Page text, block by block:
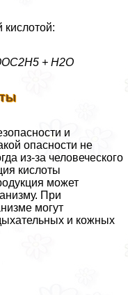
кислотой:
+ Н2О
и
опасности не
из-за человеческого
кислоты
может
При
могут
и кожных